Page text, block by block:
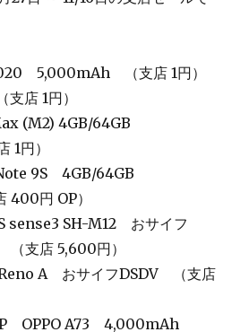
5,000mAh （支店 1円）
店 1円）
(M2) 4GB/64GB
円）
9S 4GB/64GB
円 OP）
sense3 SH-M12 おサイフ
支店 5,600円）
A おサイフDSDV （支店
OPPO A73 4,000mAh